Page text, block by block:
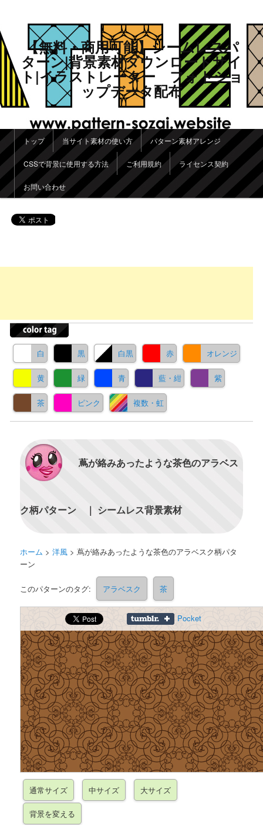
【無料・商用可能】シームレスパ
ターン|背景素材ダウンロードサイ
ト|イラストレーター フォトショ
ップデータ配布
メインメニュー
メインコンテンツへ移動
サブコンテンツへ移動
トップ 当サイト素材の使い方 パターン素材アレンジ
CSSで背景に使用する方法 ご利用規約 ライセンス契約
お問い合わせ
白 黒 白黒 赤 オレンジ
黄 緑 青 藍・紺 紫
茶 ピンク 複数・虹
蔦が絡みあったような茶色のアラベス
ク柄パターン ｜ シームレス背景素材
ホーム >洋風 >蔦が絡みあったような茶色のアラベスク柄パタ
ーン
このパターンのタグ: アラベスク 茶
Pocket